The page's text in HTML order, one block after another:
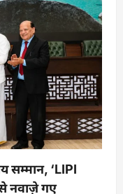
सम्मान, ‘LIPI
नवाज़े गए